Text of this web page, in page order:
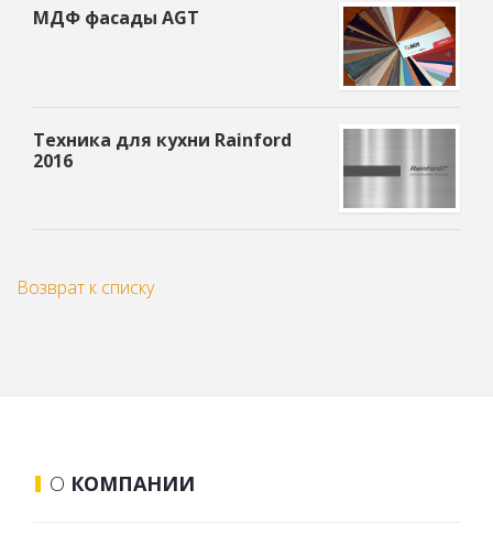
МДФ фасады AGT
Техника для кухни Rainford
2016
Возврат к списку
О КОМПАНИИ